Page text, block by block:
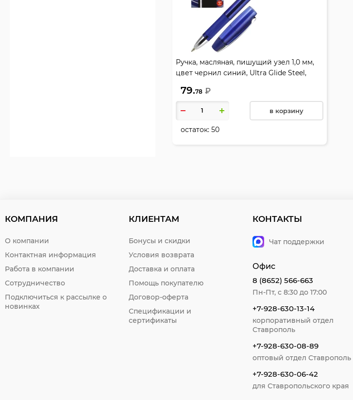
Ручка, масляная, пишущий узел 1,0 мм,
цвет чернил синий, Ultra Glide Steel,
79.78 ₽
в корзину
остаток: 50
КОМПАНИЯ
О компании
Контактная информация
Работа в компании
Сотрудничество
Подключиться к рассылке о
новинках
КЛИЕНТАМ
Бонусы и скидки
Условия возврата
Доставка и оплата
Помощь покупателю
Договор-оферта
Спецификации и
сертификаты
КОНТАКТЫ
Чат поддержки
Офис
8 (8652) 566-663
Пн-Пт, с 8:30 до 17:00
+7-928-630-13-14
корпоративный отдел
Ставрополь
+7-928-630-08-89
оптовый отдел Ставрополь
+7-928-630-06-42
для Ставропольского края